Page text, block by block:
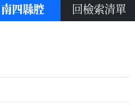
南四縣腔 回檢索清單